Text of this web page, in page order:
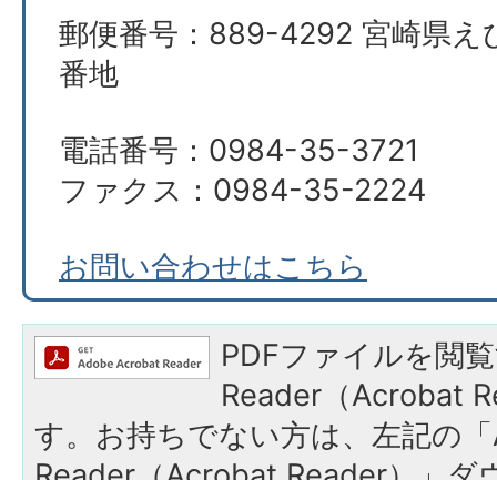
郵便番号：889-4292 宮崎県え
番地
電話番号：0984-35-3721
ファクス：0984-35-2224
お問い合わせはこちら
PDFファイルを閲
Reader（Acrobat
す。お持ちでない方は、左記の